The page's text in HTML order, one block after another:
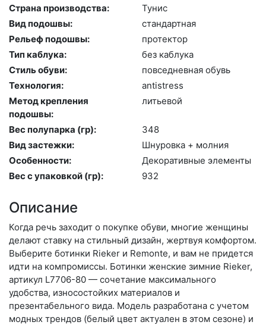
Страна производства:
Ту­нис
Вид подошвы:
стан­дарт­ная
Рельеф подошвы:
про­тек­тор
Тип каблука:
без каб­лу­ка
Стиль обуви:
пов­седнев­ная обувь
Технология:
an­tist­ress
Метод крепления
подошвы:
лить­евой
Вес полупарка (гр):
348
Вид застежки:
Шну­ров­ка + мол­ния
Особенности:
Де­кора­тив­ные эле­мен­ты
Вес с упаковкой (гр):
932
Описание
Когда речь заходит о покупке обуви, многие женщины
делают ставку на стильный дизайн, жертвуя комфортом.
Выберите бо­тин­ки Rieker и Remonte, и вам не придется
идти на компромиссы. Ботинки женские зимние Rieker,
артикул L7706-80 — сочетание максимального
удобства, износостойких материалов и
презентабельного вида. Модель разработана с учетом
модных трендов (бе­лый цвет актуален в этом сезоне) и